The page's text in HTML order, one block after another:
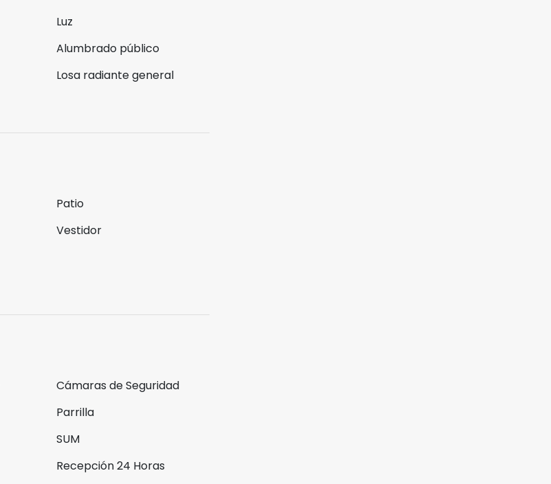
Luz
Alumbrado público
Losa radiante general
Patio
Vestidor
Cámaras de Seguridad
Parrilla
SUM
Recepción 24 Horas